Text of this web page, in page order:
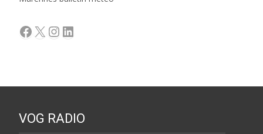
Facebook
X Instagram
LinkedIn
VOG RADIO